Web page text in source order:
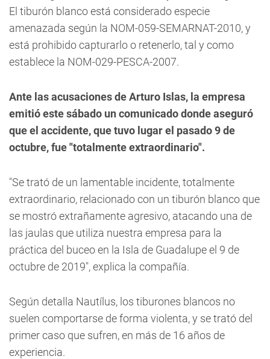
El tiburón blanco está considerado especie
amenazada según la NOM-059-SEMARNAT-2010, y
está prohibido capturarlo o retenerlo, tal y como
establece la NOM-029-PESCA-2007.
Ante las acusaciones de Arturo Islas, la empresa
emitió este sábado un comunicado donde aseguró
que el accidente, que tuvo lugar el pasado 9 de
octubre, fue "totalmente extraordinario".
"Se trató de un lamentable incidente, totalmente
extraordinario, relacionado con un tiburón blanco que
se mostró extrañamente agresivo, atacando una de
las jaulas que utiliza nuestra empresa para la
práctica del buceo en la Isla de Guadalupe el 9 de
octubre de 2019", explica la compañía.
Según detalla Nautílus, los tiburones blancos no
suelen comportarse de forma violenta, y se trató del
primer caso que sufren, en más de 16 años de
experiencia.